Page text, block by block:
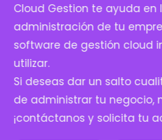
Cloud Gestion te ayuda en
administración de tu
software de gestión cloud
utilizar.
Si deseas dar un salto
de administrar tu negocio,
¡contáctanos y solicita tu